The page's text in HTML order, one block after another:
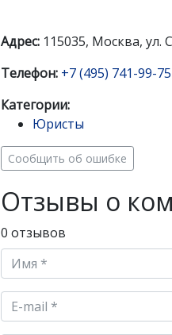
Адрес: 115035, Москва, ул.
Телефон: +7 (495) 741-99-75
Категории:
Юристы
Сообщить об ошибке
Отзывы о
0 отзывов